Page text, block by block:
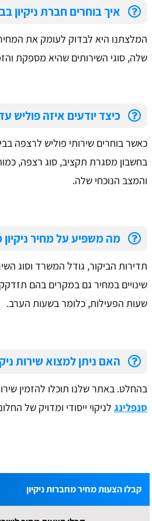
איך בוחרים חברת ניקיון
המלצתנו היא לבדוק לעומק את
שלה, סוגי השירותים שהיא מספקת
כיצד יודעים איזה פוליש
כאשר בוחרים שירותי פוליש לרצפה
בחשבון מסגרת תקציב, סוג רצפה,
והמצב הנוכחי שלה.
מה משפיע על מחיר
תדירות הביקור, גודל המשרד וסוג
שינויים במחיר גם במקרים בהם
שעות הפעילות, כלומר בשעות הערב.
האם ניתן למצוא שירות
בהחלט. באתר שלנו תוכלו להזמין
סנפלינג לניקוי ייסודי ומדויק של
קבלו הצעות מחיר מחברות ניקיון